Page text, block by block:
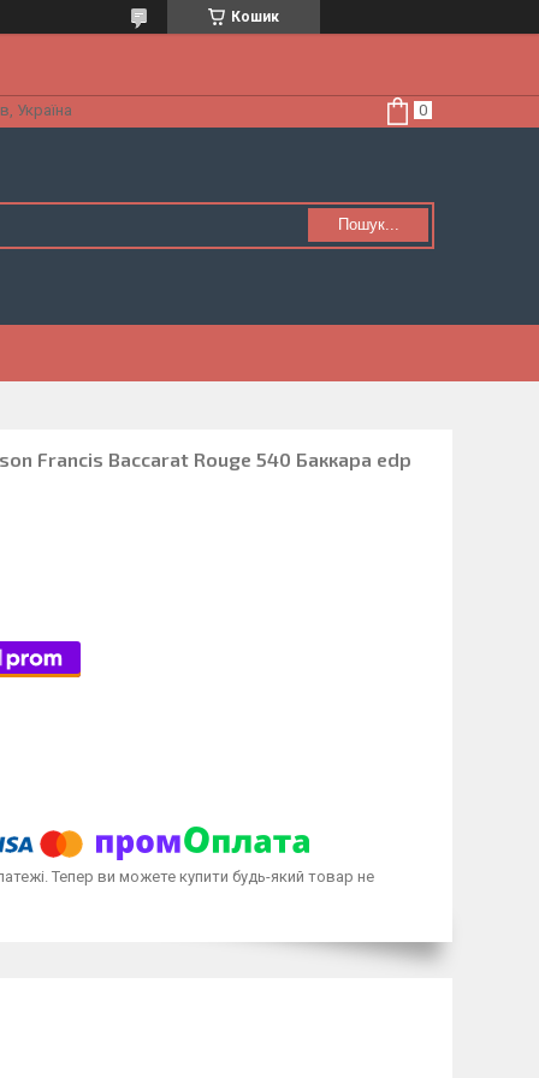
Кошик
Україна
Пошук...
Francis Baccarat Rouge 540 Баккара edp
Тепер ви можете купити будь-який товар не